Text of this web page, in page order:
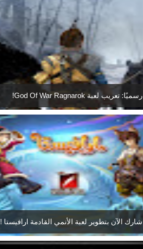
رسميًا: تعريب لعبة God Of War Ragnarok!
شارك الآن بتطوير لعبة الأنمي القادمة ارافيستا !